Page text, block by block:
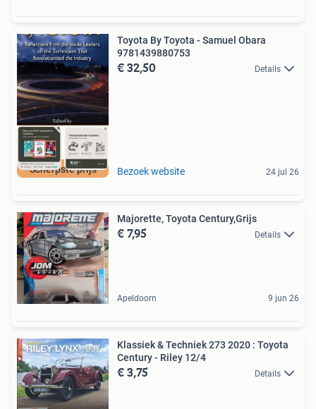
Scherpste prijs
Toyota By Toyota - Samuel Obara
9781439880753
€ 32,50 Details
Bezoek website 24 jul 26
Majorette, Toyota Century,Grijs
€ 7,95 Details
Apeldoorn 9 jun 26
Klassiek & Techniek 273 2020 : Toyota
Century - Riley 12/4
€ 3,75 Details